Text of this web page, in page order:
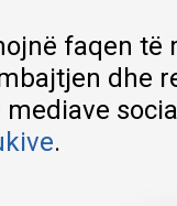
faqen të
dhe
.